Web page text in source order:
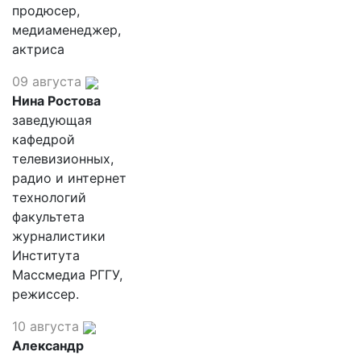
продюсер,
медиаменеджер,
актриса
09 августа
Нина Ростова
заведующая
кафедрой
телевизионных,
радио и интернет
технологий
факультета
журналистики
Института
Массмедиа РГГУ,
режиссер.
10 августа
Александр